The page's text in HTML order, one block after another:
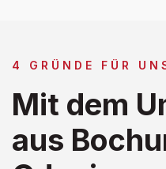
4 GRÜNDE FÜR
Mit dem
aus